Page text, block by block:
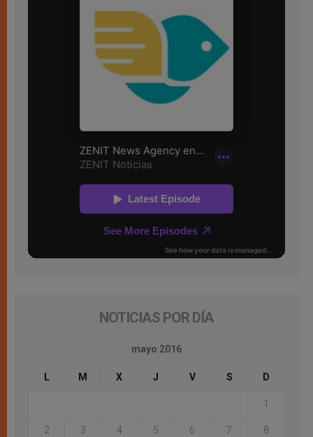
NOTICIAS POR DÍA
mayo 2016
L M X J V S D
1
2 3 4 5 6 7 8